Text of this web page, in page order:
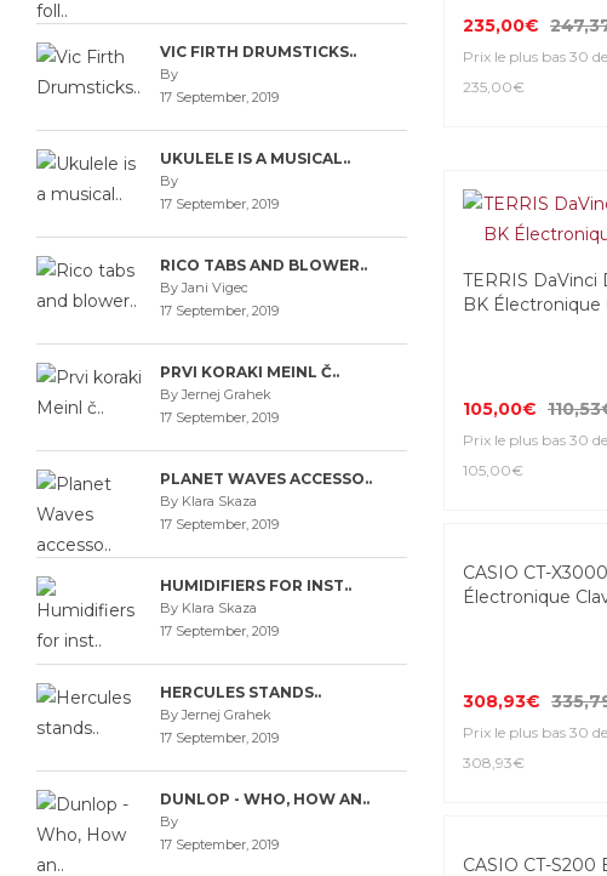
VIC FIRTH DRUMSTICKS..
By
17 September, 2019
UKULELE IS A MUSICAL..
By
17 September, 2019
RICO TABS AND BLOWER..
By Jani Vigec
17 September, 2019
PRVI KORAKI MEINL Č..
By Jernej Grahek
17 September, 2019
PLANET WAVES ACCESSO..
By Klara Skaza
17 September, 2019
HUMIDIFIERS FOR INST..
By Klara Skaza
17 September, 2019
HERCULES STANDS..
By Jernej Grahek
17 September, 2019
DUNLOP - WHO, HOW AN..
By
17 September, 2019
235,00€
Prix le plus bas 30
235,00€
TERRIS DaVinci
BK Électronique
105,00€
Prix le plus bas 30
105,00€
CASIO CT-X3000
Électronique
308,93€
Prix le plus bas 30
308,93€
CASIO CT-S200